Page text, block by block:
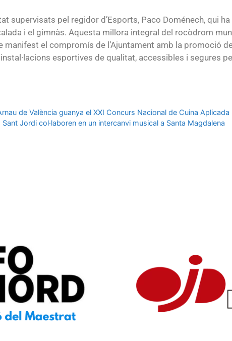
supervisats pel regidor d’Esports, Paco Doménech, qui
i el gimnàs. Aquesta millora integral del rocòdrom
manifest el compromís de l’Ajuntament amb la promoció
esportives de qualitat, accessibles i segures
de València guanya el XXI Concurs Nacional de Cuina
Jordi col·laboren en un intercanvi musical a Santa Magdalena